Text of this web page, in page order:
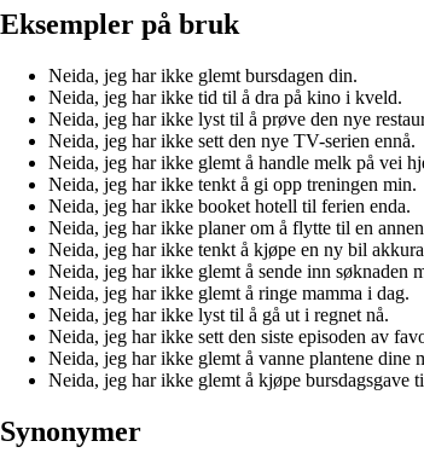
Eksempler på bruk
Neida, jeg har ikke glemt bursdagen din.
Neida, jeg har ikke tid til å dra på kino i kveld.
Neida, jeg har ikke lyst til å prøve den nye
Neida, jeg har ikke sett den nye TV-serien ennå.
Neida, jeg har ikke glemt å handle melk på vei
Neida, jeg har ikke tenkt å gi opp treningen min.
Neida, jeg har ikke booket hotell til ferien enda.
Neida, jeg har ikke planer om å flytte til en
Neida, jeg har ikke tenkt å kjøpe en ny bil
Neida, jeg har ikke glemt å sende inn søknaden
Neida, jeg har ikke glemt å ringe mamma i dag.
Neida, jeg har ikke lyst til å gå ut i regnet nå.
Neida, jeg har ikke sett den siste episoden av
Neida, jeg har ikke glemt å vanne plantene dine
Neida, jeg har ikke glemt å kjøpe bursdagsgave
Synonymer